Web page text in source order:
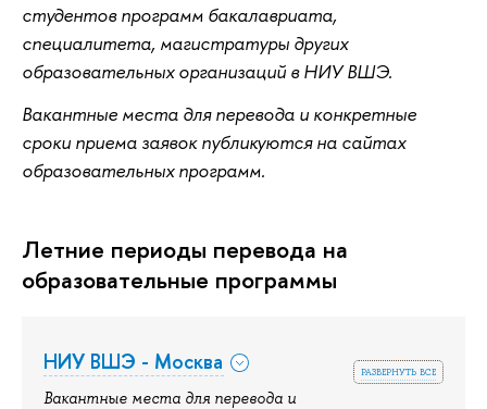
студентов программ бакалавриата,
специалитета, магистратуры других
образовательных организаций в НИУ ВШЭ.
Вакантные места для перевода и конкретные
сроки приема заявок публикуются на сайтах
образовательных программ.
Летние периоды перевода на
образовательные программы
развернуть все
НИУ ВШЭ - Москва
Вакантные места для перевода и